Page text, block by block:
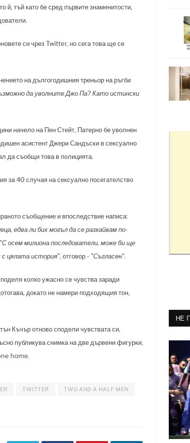
й, тъй като бе сред първите знаменитости,
си чрез Twitter, но сега това ще се
на дългогодишния треньор на ръгби
да уволните Джо Па? Като истински
начело на Пен Стейт, Патерно бе уволнен
асистент Джери Сандъски в сексуално
да съобщи това в полицията.
за 40 случая на сексуално посегателство
съобщение и впоследствие написа:
едва ли бих могъл да се разкайвам по-
"С осем милиона последователи, може би ще
с цялата история", отговор - "Съгласен".
колко ужасно се чувства заради
докато не намери подходящия тон,
Къчъротново сподели чувствата си,
публикува снимка на две дървени фигурки,
home.
TWITTER TWO AND A HALF MEN
НЕ